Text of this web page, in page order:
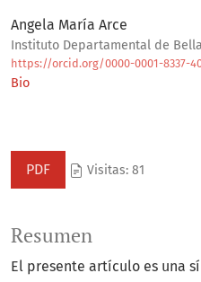
Angela María Arce
Instituto Departamental de
https://orcid.org/0000-0001-8337-
Bio
PDF Visitas: 81
Resumen
El presente artículo es una